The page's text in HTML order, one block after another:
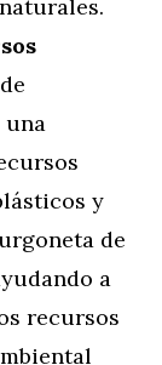
una
y
de
a
recursos